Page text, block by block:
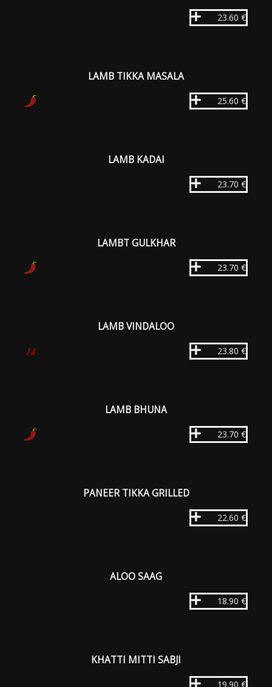
23.60 €
LAMB TIKKA MASALA
25.60 €
LAMB KADAI
23.70 €
LAMBT GULKHAR
23.70 €
LAMB VINDALOO
23.80 €
LAMB BHUNA
23.70 €
PANEER TIKKA GRILLED
22.60 €
ALOO SAAG
18.90 €
KHATTI MITTI SABJI
19.90 €